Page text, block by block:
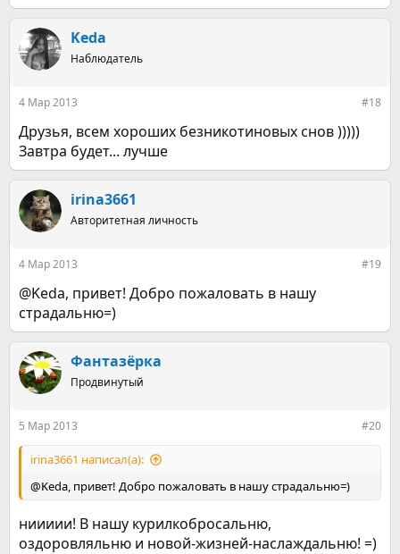
Keda
Наблюдатель
4 Мар 2013 #18
Друзья, всем хороших безникотиновых снов )))))
Завтра будет... лучше
irina3661
Авторитетная личность
4 Мар 2013 #19
@Keda, привет! Добро пожаловать в нашу
страдальню=)
Фантазёрка
Продвинутый
5 Мар 2013 #20
irina3661 написал(а):
@Keda, привет! Добро пожаловать в нашу страдальню=)
ниииии! В нашу курилкобросальню,
оздоровляльню и новой-жизней-наслаждальню! =)